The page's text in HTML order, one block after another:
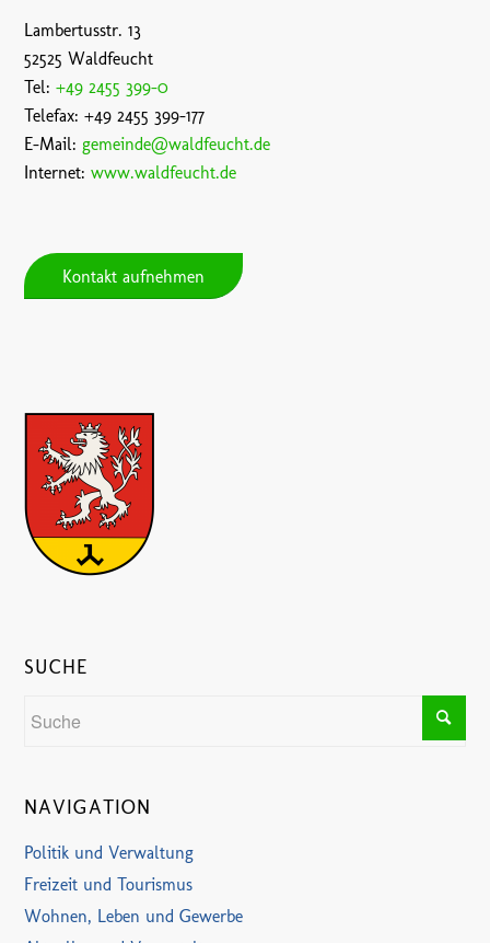
Lambertusstr. 13
52525 Waldfeucht
Tel:+49 2455 399-0
Telefax: +49 2455 399-177
E-Mail: gemeinde@waldfeucht.de
Internet:www.waldfeucht.de
Kontakt aufnehmen
SUCHE
NAVIGATION
Politik und Verwaltung
Freizeit und Tourismus
Wohnen, Leben und Gewerbe